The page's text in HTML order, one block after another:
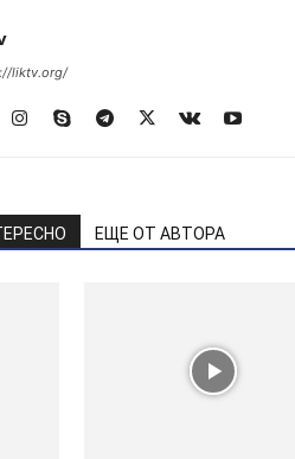
liktv.org/
ЕЩЕ ОТ АВТОРА